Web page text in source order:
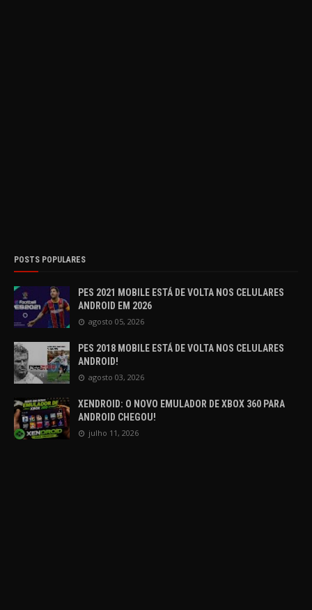
POSTS POPULARES
PES 2021 MOBILE ESTÁ DE VOLTA NOS CELULARES
ANDROID EM 2026
agosto 05, 2026
PES 2018 MOBILE ESTÁ DE VOLTA NOS CELULARES
ANDROID!
agosto 03, 2026
XENDROID: O NOVO EMULADOR DE XBOX 360 PARA
ANDROID CHEGOU!
julho 11, 2026